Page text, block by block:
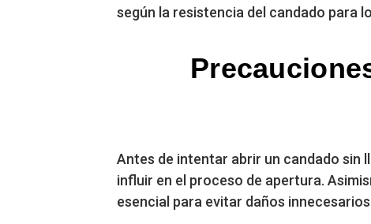
según la resistencia del candado para
Antes de intentar abrir un candado sin
influir en el proceso de apertura.
esencial para evitar daños